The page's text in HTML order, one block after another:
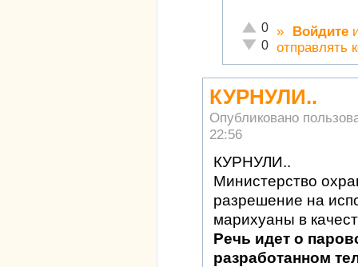
Отлично!
0
Неадекватно!
0
» Войдите
отправлять
КУРНУЛИ..
Опубликовано
22:56
КУРНУЛИ..
Министерство
разрешение на
марихуаны в
Речь идет о
разработанном